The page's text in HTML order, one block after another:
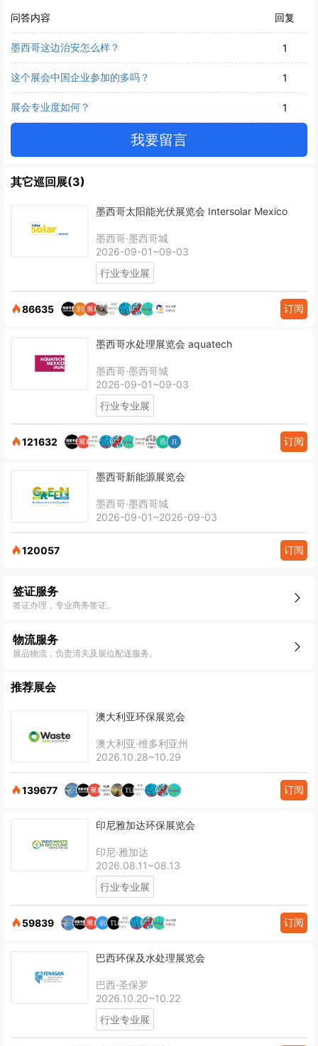
问答内容 回复
墨西哥这边治安怎么样？ 1
这个展会中国企业参加的多吗？ 1
展会专业度如何？ 1
我要留言
其它巡回展(3)
墨西哥太阳能光伏展览会 Intersolar Mexico
墨西哥·墨西哥城
2026-09-01~09-03
行业专业展
86635 订阅
墨西哥水处理展览会 aquatech
墨西哥·墨西哥城
2026-09-01~09-03
行业专业展
121632 订阅
墨西哥新能源展览会
墨西哥·墨西哥城
2026-09-01~2026-09-03
120057 订阅
签证服务
签证办理，专业商务签证。
物流服务
展品物流，负责清关及展位配送服务。
推荐展会
澳大利亚环保展览会
澳大利亚·维多利亚州
2026.10.28~10.29
139677 订阅
印尼雅加达环保展览会
印尼·雅加达
2026.08.11~08.13
行业专业展
59839 订阅
巴西环保及水处理展览会
巴西·圣保罗
2026.10.20~10.22
行业专业展